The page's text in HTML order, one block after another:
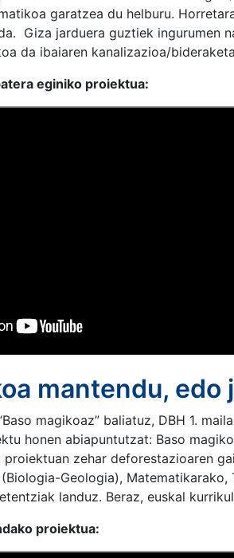
garatzea du helburu.
Giza jarduera guztiek ingurumen
da ibaiaren kanalizazioa/
eginiko proiektua:
mantendu,
magikoaz” baliatuz, DBH 1.
honen abiapuntutzat: Baso
zehar deforestazioaren
Geologia),
landuz. Beraz, euskal
proiektua: